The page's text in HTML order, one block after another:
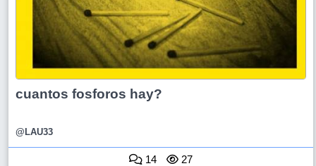
cuantos fosforos hay?
@LAU33
14 27